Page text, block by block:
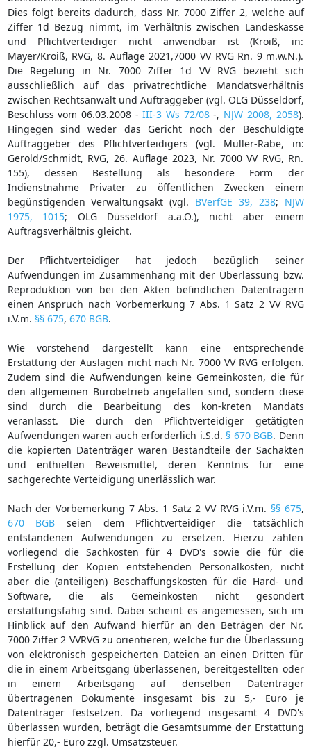
Dies folgt bereits dadurch, dass Nr. 7000 Ziffer 2, welche auf
Ziffer 1d Bezug nimmt, im Verhältnis zwischen Landeskasse
und Pflichtverteidiger nicht anwendbar ist (Kroiß, in:
Mayer/Kroiß, RVG, 8. Auflage 2021,7000 VV RVG Rn. 9 m.w.N.).
Die Regelung in Nr. 7000 Ziffer 1d VV RVG bezieht sich
ausschließlich auf das privatrechtliche Mandatsverhältnis
zwischen Rechtsanwalt und Auftraggeber (vgl. OLG Düsseldorf,
Beschluss vom 06.03.2008 -III-3 Ws 72/08-, NJW 2008, 2058).
Hingegen sind weder das Gericht noch der Beschuldigte
Auftraggeber des Pflichtverteidigers (vgl. Müller-Rabe, in:
Gerold/Schmidt, RVG, 26. Auflage 2023, Nr. 7000 VV RVG, Rn.
155), dessen Bestellung als besondere Form der
Indienstnahme Privater zu öffentlichen Zwecken einem
begünstigenden Verwaltungsakt (vgl. BVerfGE 39, 238; NJW
1975, 1015; OLG Düsseldorf a.a.O.), nicht aber einem
Auftragsverhältnis gleicht.
Der Pflichtverteidiger hat jedoch bezüglich seiner
Aufwendungen im Zusammenhang mit der Überlassung bzw.
Reproduktion von bei den Akten befindlichen Datenträgern
einen Anspruch nach Vorbemerkung 7 Abs. 1 Satz 2 VV RVG
i.V.m. §§ 675, 670 BGB.
Wie vorstehend dargestellt kann eine entsprechende
Erstattung der Auslagen nicht nach Nr. 7000 VV RVG erfolgen.
Zudem sind die Aufwendungen keine Gemeinkosten, die für
den allgemeinen Bürobetrieb angefallen sind, sondern diese
sind durch die Bearbeitung des kon-kreten Mandats
veranlasst. Die durch den Pflichtverteidiger getätigten
Aufwendungen waren auch erforderlich i.S.d. § 670 BGB. Denn
die kopierten Datenträger waren Bestandteile der Sachakten
und enthielten Beweismittel, deren Kenntnis für eine
sachgerechte Verteidigung unerlässlich war.
Nach der Vorbemerkung 7 Abs. 1 Satz 2 VV RVG i.V.m. §§ 675,
670 BGB seien dem Pflichtverteidiger die tatsächlich
entstandenen Aufwendungen zu ersetzen. Hierzu zählen
vorliegend die Sachkosten für 4 DVD's sowie die für die
Erstellung der Kopien entstehenden Personalkosten, nicht
aber die (anteiligen) Beschaffungskosten für die Hard- und
Software, die als Gemeinkosten nicht gesondert
erstattungsfähig sind. Dabei scheint es angemessen, sich im
Hinblick auf den Aufwand hierfür an den Beträgen der Nr.
7000 Ziffer 2 VVRVG zu orientieren, welche für die Überlassung
von elektronisch gespeicherten Dateien an einen Dritten für
die in einem Arbeitsgang überlassenen, bereitgestellten oder
in einem Arbeitsgang auf denselben Datenträger
übertragenen Dokumente insgesamt bis zu 5,- Euro je
Datenträger festsetzen. Da vorliegend insgesamt 4 DVD's
überlassen wurden, beträgt die Gesamtsumme der Erstattung
hierfür 20,- Euro zzgl. Umsatzsteuer.